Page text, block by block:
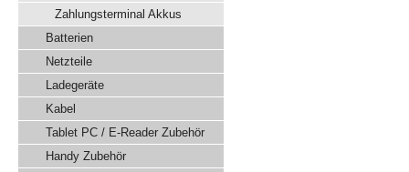
Zahlungsterminal Akkus
Batterien
Netzteile
Ladegeräte
Kabel
Tablet PC / E-Reader Zubehör
Handy Zubehör